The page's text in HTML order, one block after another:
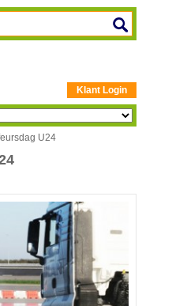
Klant Login
U24